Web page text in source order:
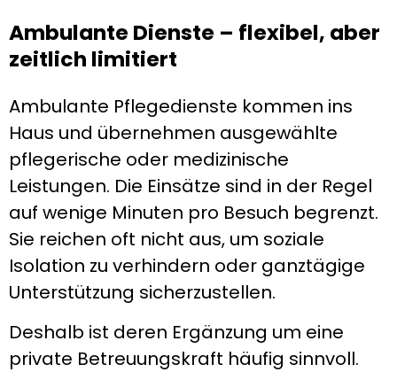
Ambulante Dienste – flexibel, aber
zeitlich limitiert
Ambulante Pflegedienste kommen ins
Haus und übernehmen ausgewählte
pflegerische oder medizinische
Leistungen. Die Einsätze sind in der Regel
auf wenige Minuten pro Besuch begrenzt.
Sie reichen oft nicht aus, um soziale
Isolation zu verhindern oder ganztägige
Unterstützung sicherzustellen.
Deshalb ist deren Ergänzung um eine
private Betreuungskraft häufig sinnvoll.